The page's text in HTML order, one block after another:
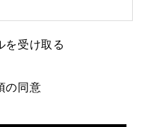
を受け取る
の同意